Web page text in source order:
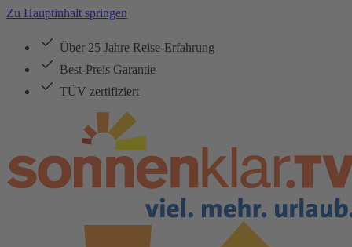
Zu Hauptinhalt springen
Über 25 Jahre Reise-Erfahrung
Best-Preis Garantie
TÜV zertifiziert